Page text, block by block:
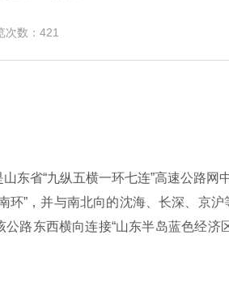
次数： 421
东省“九纵五横一环七连”高速公路
环”，并与南北向的沈海、长深、京
路东西横向连接“山东半岛蓝色经济